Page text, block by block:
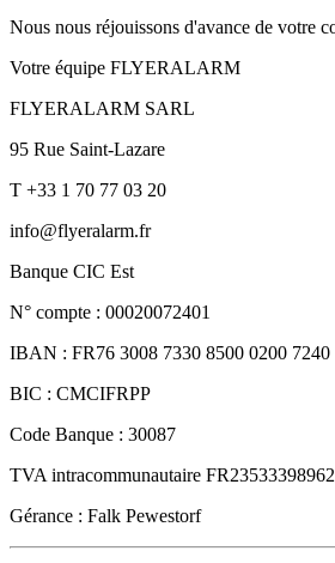
Nous nous réjouissons d'avance de votre
Votre équipe FLYERALARM
FLYERALARM SARL
95 Rue Saint-Lazare
T +33 1 70 77 03 20
info@flyeralarm.fr
Banque CIC Est
N° compte : 00020072401
IBAN : FR76 3008 7330 8500 0200 7240
BIC : CMCIFRPP
Code Banque : 30087
TVA intracommunautaire FR23533398962
Gérance : Falk Pewestorf